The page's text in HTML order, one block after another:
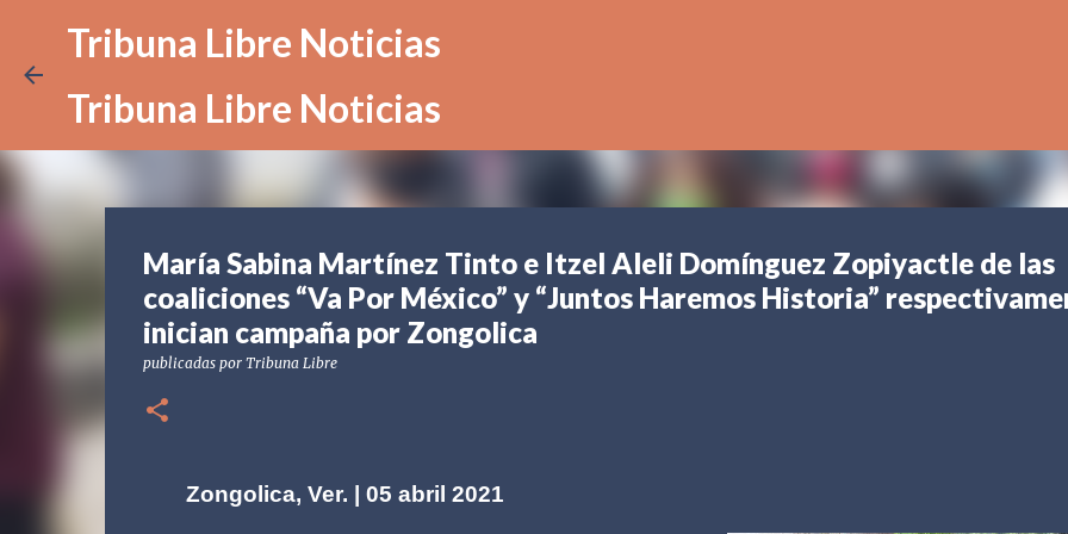
Tribuna Libre Noticias
Tribuna Libre Noticias
María Sabina Martínez Tinto e Itzel Aleli Domínguez Zopiyactle de las
coaliciones “Va Por México” y “Juntos Haremos Historia”
inician campaña por Zongolica
publicadas por Tribuna Libre
Zongolica, Ver. | 05 abril 2021